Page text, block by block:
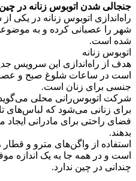
جنجالی شدن اتوبوس‌ زنانه در
راه‌اندازی اتوبوس‌ زنانه در یکی
شهر را عصبانی کرده و به
شده است.
اتوبوس‌ زنانه
هدف از راه‌اندازی این سرویس
است در ساعات شلوغ صبح و
جنسی برای زنان است.
شرکت اتوبوس‌رانی محلی می‌گوید
برای زنانی می‌شود که لباس‌های
فضای راحتی برای مادرانی ایجاد
بدهند.
استفاده از واگن‌های مترو و
است و در همه جا به یک اندازه
چندانی در چین ندارد.